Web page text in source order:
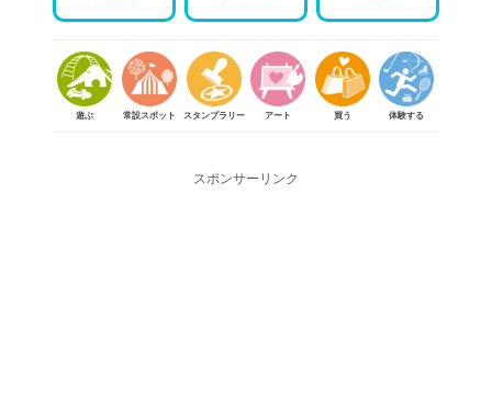
常設スポット スタンプラリー アート 買う 体験する 食べる
スポンサーリンク